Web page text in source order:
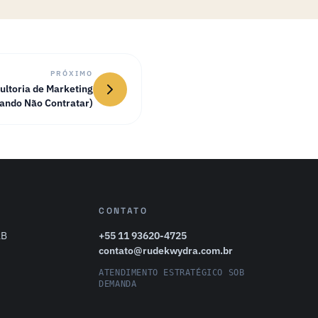
PRÓXIMO
de Marketing
Não Contratar)
CONTATO
+55 11 93620-4725
contato@rudekwydra.com.br
ATENDIMENTO ESTRATÉGICO SOB
DEMANDA